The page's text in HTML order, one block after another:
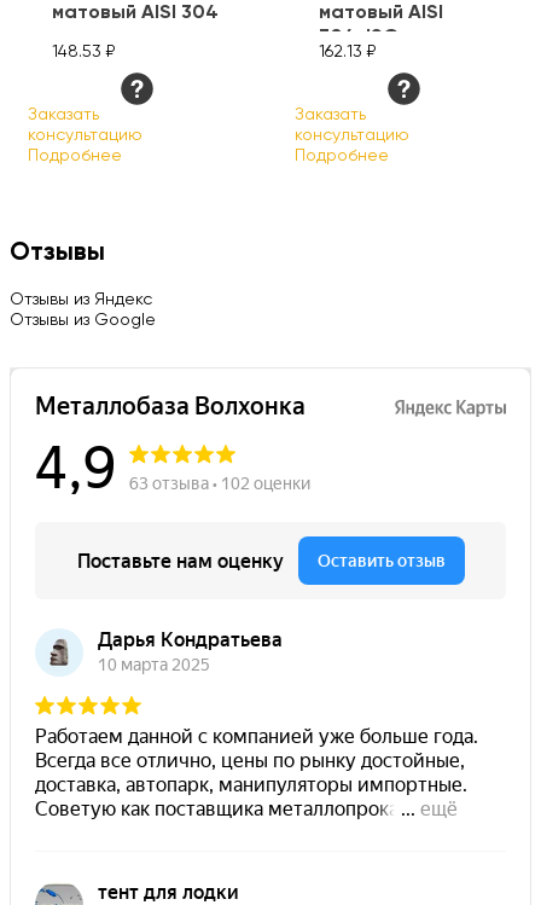
матовый AISI 304
148.53 ₽
Заказать
консультацию
Подробнее
матовый AISI
304, ISO
162.13 ₽
Заказать
консультацию
Подробнее
Отзывы
Отзывы из Яндекс
Отзывы из Google